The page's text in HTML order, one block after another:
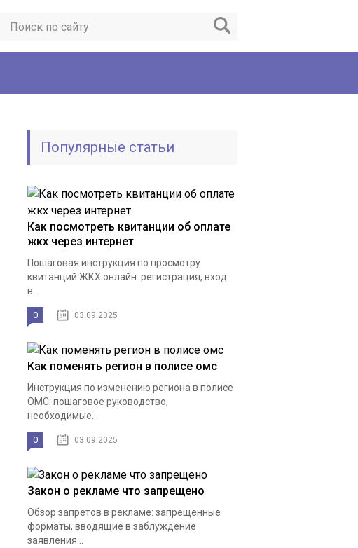
Популярные статьи
Как посмотреть квитанции об оплате
жкх через интернет
Пошаговая инструкция по просмотру
квитанций ЖКХ онлайн: регистрация, вход
в...
0 03.09.2025
Как поменять регион в полисе омс
Инструкция по изменению региона в полисе
ОМС: пошаговое руководство,
необходимые...
0 03.09.2025
Закон о рекламе что запрещено
Обзор запретов в рекламе: запрещенные
форматы, вводящие в заблуждение
заявления...